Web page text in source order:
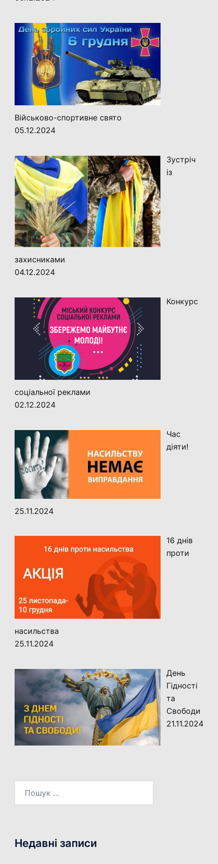
Військово-спортивне свято
05.12.2024
Зустріч
із
захисниками
04.12.2024
Конкурс
соціальної реклами
02.12.2024
Час
діяти!
25.11.2024
16 днів
проти
насильства
25.11.2024
День
Гідності
та
Свободи
21.11.2024
Недавні записи